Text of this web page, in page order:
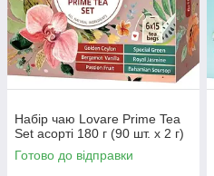
Набір чаю Lovare Prime Tea
Set асорті 180 г (90 шт. х 2 г)
Готово до відправки